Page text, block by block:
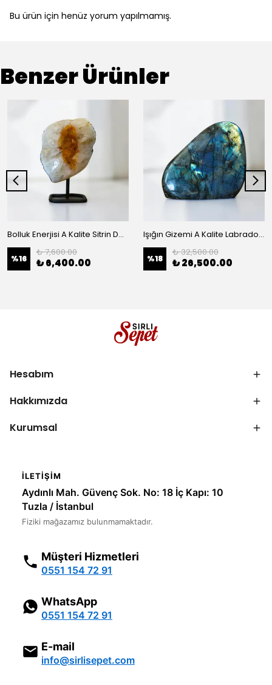
Bu ürün için henüz yorum yapılmamış.
Benzer Ürünler
Bolluk Enerjisi A Kalite Sitrin Doğaltaş Standlı Koleksiyon Obje
%16
₺ 7,600.00
₺ 6,400.00
Işığın Gizemi A Kalite Labradorit Serbest Form Koleksiyon Obje
%18
₺ 32,500.00
₺ 26,500.00
Hesabım
Hakkımızda
Kurumsal
İLETIŞIM
Aydınlı Mah. Güvenç Sok. No: 18 İç Kapı: 10
Tuzla / İstanbul
Fiziki mağazamız bulunmamaktadır.
Müşteri Hizmetleri
0551 154 72 91
WhatsApp
0551 154 72 91
E-mail
info@sirlisepet.com